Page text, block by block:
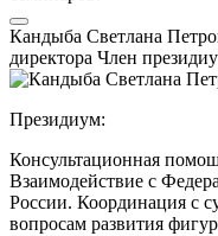
Кандыба Светлана
директора Член
Президиум:
Консультационная
Взаимодействие с
России. Координация с
вопросам развития